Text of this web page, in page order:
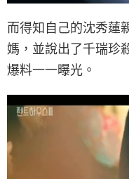
而得知自己的沈秀蓮
媽，並說出了千瑞珍
爆料一一曝光。